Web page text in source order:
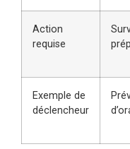
Action
requise
Exemple de
déclencheur